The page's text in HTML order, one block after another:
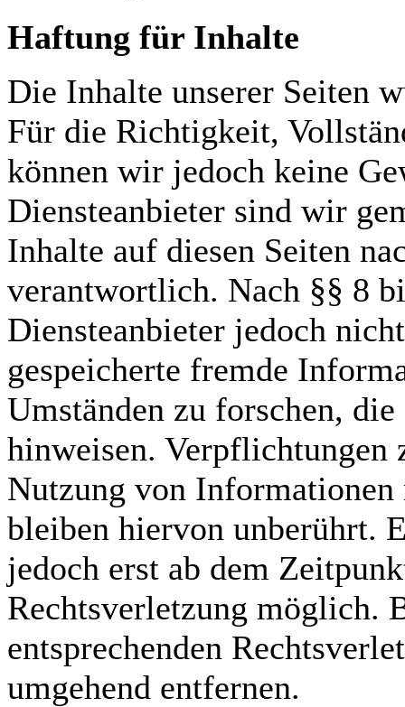
Haftung für Inhalte
Die Inhalte unserer Seiten
Für die Richtigkeit,
können wir jedoch keine
Diensteanbieter sind wir
Inhalte auf diesen Seiten
verantwortlich. Nach §§ 8
Diensteanbieter jedoch
gespeicherte fremde
Umständen zu forschen,
hinweisen. Verpflichtungen
Nutzung von Informationen
bleiben hiervon unberührt.
jedoch erst ab dem
Rechtsverletzung möglich.
entsprechenden
umgehend entfernen.